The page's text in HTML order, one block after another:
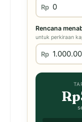
Rp
Rencana
untuk perkiraan
Rp